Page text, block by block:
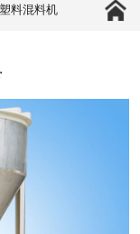
料混料机